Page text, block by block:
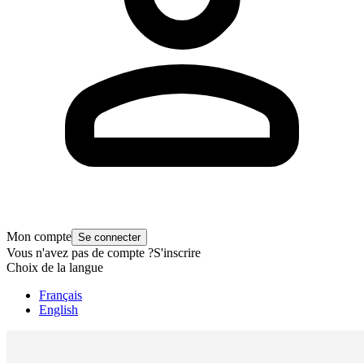
Mon compte Se connecter
Vous n'avez pas de compte ?S'inscrire
Choix de la langue
Français
English